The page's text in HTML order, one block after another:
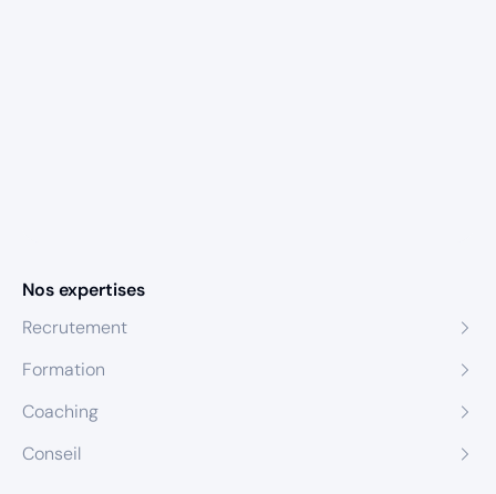
Nos expertises
Recrutement
Formation
Coaching
Conseil